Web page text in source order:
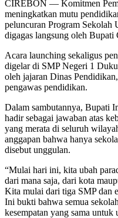
CIREBON — Komitmen
meningkatkan mutu
peluncuran Program Sekolah
digagas langsung oleh Bupati
Acara launching sekaligus
digelar di SMP Negeri 1
oleh jajaran Dinas
pengawas pendidikan.
Dalam sambutannya, Bupati
hadir sebagai jawaban atas
yang merata di seluruh
anggapan bahwa hanya
disebut unggulan.
“Mulai hari ini, kita ubah
dari mana saja, dari kota
Kita mulai dari tiga SMP dan
Ini bukti bahwa semua
kesempatan yang sama